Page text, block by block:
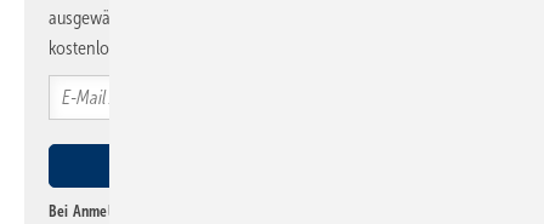
ausgewählte Informationen und Neuigkeiten, gebündelt und
kostenlos direkt ins Postfach.
Bei Anmeldung zu diesem Newsletter bin ich damit einverstanden, über